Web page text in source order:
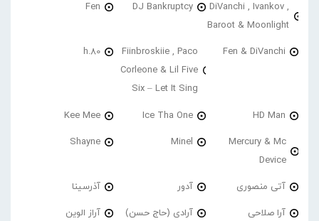
DiVanchi , Ivankov ,
Baroot & Moonlight
DJ Bankruptcy
Fen
Fen & DiVanchi
Fiinbroskiie , Paco
Corleone & Lil Five
Six – Let It Sing
h.80
HD Man
Ice Tha One
Kee Mee
Mercury & Mc
Device
Minel
Shayne
آتی منصوری آدور آذرسینا
آرا صلاحی آرادی (حاج حسن) آراز الوین